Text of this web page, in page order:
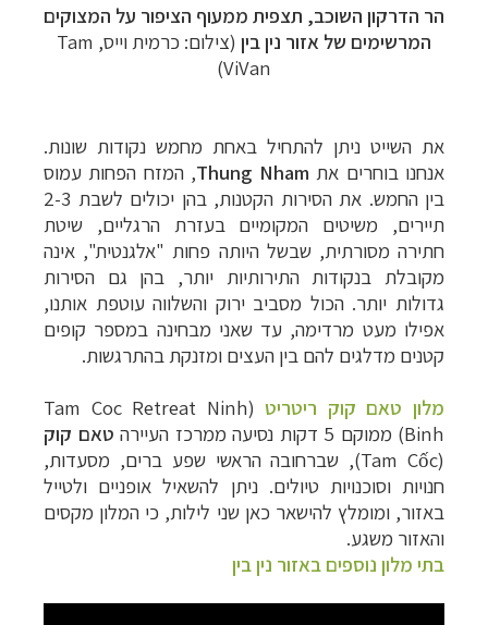
הר הדרקון השוכב, תצפית ממעוף הציפור על המצוקים
המרשימים של אזור נין בין (צילום: כרמית וייס, Tam
ViVan
)
את השייט ניתן להתחיל באחת מחמש נקודות שונות.
אנחנו בוחרים את Thung Nham, המזח הפחות עמוס
בין החמש. את הסירות הקטנות, בהן יכולים לשבת 2-3
תיירים, משיטים המקומיים בעזרת הרגליים, שיטת
חתירה מסורתית, שבשל היותה פחות "אלגנטית", אינה
מקובלת בנקודות התירותיות יותר, בהן גם הסירות
גדולות יותר. הכול מסביב ירוק והשלווה עוטפת אותנו,
אפילו מעט מרדימה, עד שאני מבחינה במספר קופים
קטנים מדלגים להם בין העצים ומזנקת בהתרגשות.
מלון טאם קוק ריטריט (
Tam Coc Retreat Ninh
Binh) ממוקם 5 דקות נסיעה ממרכז העיירה
טאם קוק
(
Tam Cốc), שברחובה הראשי שפע ברים, מסעדות,
חנויות וסוכנויות טיולים. ניתן להשאיל אופניים ולטייל
באזור, ומומלץ להישאר כאן שני לילות, כי המלון מקסים
והאזור משגע.
בתי מלון נוספים באזור נין בין